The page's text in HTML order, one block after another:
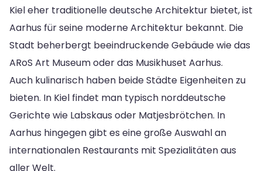
Kiel eher traditionelle deutsche Architektur bietet, ist
Aarhus für seine moderne Architektur bekannt. Die
Stadt beherbergt beeindruckende Gebäude wie das
ARoS Art Museum oder das Musikhuset Aarhus.
Auch kulinarisch haben beide Städte Eigenheiten zu
bieten. In Kiel findet man typisch norddeutsche
Gerichte wie Labskaus oder Matjesbrötchen. In
Aarhus hingegen gibt es eine große Auswahl an
internationalen Restaurants mit Spezialitäten aus
aller Welt.